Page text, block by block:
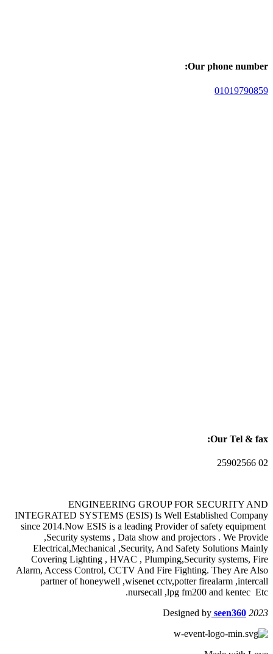
Our phone number:
01019790859
Our Tel & fax:
02 25902566
ENGINEERING GROUP FOR SECURITY AND
INTEGRATED SYSTEMS (ESIS) Is Well Established Company
since 2014.Now ESIS is a leading Provider of safety equipment
,Security systems , Data show and projectors . We Provide
Electrical,Mechanical ,Security, And Safety Solutions Mainly
Covering Lighting , HVAC , Plumping,Security systems, Fire
Alarm, Access Control, CCTV And Fire Fighting. They Are Also
partner of honeywell ,wisenet cctv,potter firealarm ,intercall
nursecall ,lpg fm200 and kentec Etc.
Designed by seen360 2023